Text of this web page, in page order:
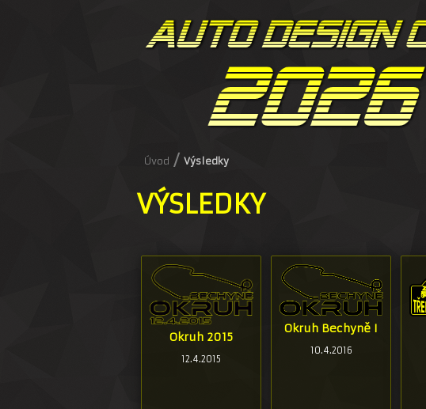
Úvod / Výsledky
VÝSLEDKY
Okruh 2015
12.4.2015
Okruh Bechyně I
10.4.2016